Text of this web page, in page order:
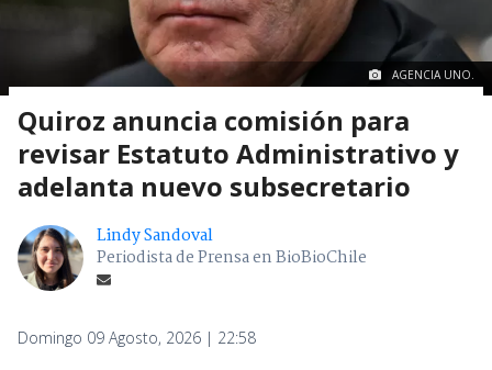
AGENCIA UNO.
Quiroz anuncia comisión para
revisar Estatuto Administrativo y
adelanta nuevo subsecretario
Lindy Sandoval
Periodista de Prensa en BioBioChile
Domingo 09 Agosto, 2026 | 22:58